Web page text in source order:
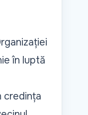
în luptă
credința